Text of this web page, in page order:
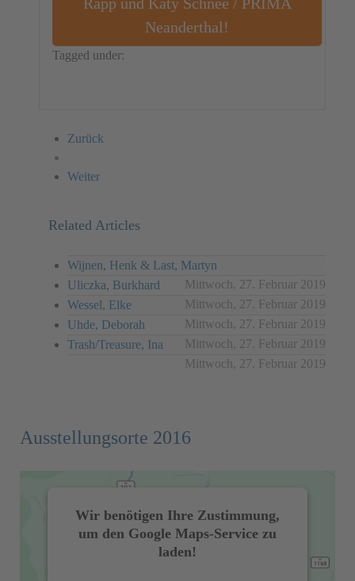
Neanderthal!
Tagged under:
Zurück
Weiter
Related Articles
Wijnen, Henk & Last, Martyn
Mittwoch, 27. Februar 2019
Uliczka, Burkhard
Mittwoch, 27. Februar 2019
Wessel, Elke
Mittwoch, 27. Februar 2019
Uhde, Deborah
Mittwoch, 27. Februar 2019
Trash/Treasure, Ina
Mittwoch, 27. Februar 2019
Ausstellungsorte 2016
Wir benötigen Ihre Zustimmung,
um den Google Maps-Service zu
laden!